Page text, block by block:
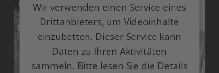
Wir verwenden einen Service eines
Drittanbieters, um Videoinhalte
einzubetten. Dieser Service kann
Daten zu Ihren Aktivitäten
sammeln. Bitte lesen Sie die Details